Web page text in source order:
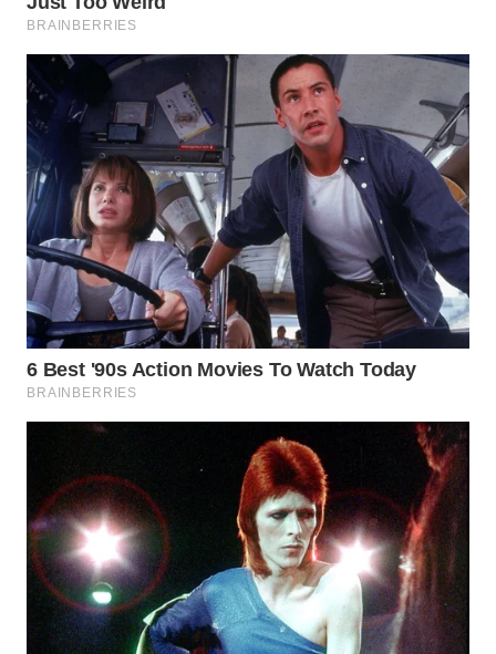
Wahana
Media
Group
WAHANA
NEWS
WAHANA
TANI
WAHANA
ADVOKAT
WAHANA
INFRASTRUKTUR
WAHANA
WAHANA
LISTRIK
WAHANA
TRAVEL